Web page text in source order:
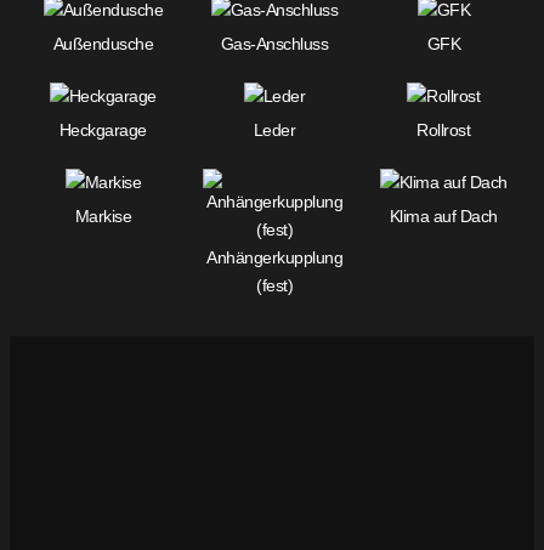
Außendusche Gas-Anschluss GFK
Heckgarage Leder Rollrost
Markise
Anhängerkupplung
(fest)
Klima auf Dach